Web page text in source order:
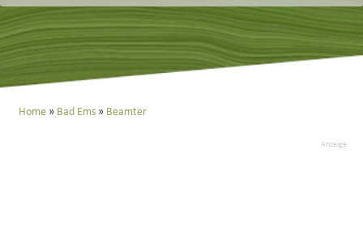
Home Bad Ems Beamter
Anzeige